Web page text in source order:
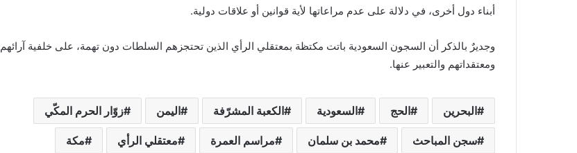
أبناء دول أخرى، في دلالة على عدم مراعاتها لأية قوانين أو علاقات دولية.
وجديرٌ بالذكر أن السجون السعودية باتت مكتظة بمعتقلي الرأي الذين تحتجزهم السلطات دون تهمة، على خلفية آرائهم
ومعتقداتهم والتعبير عنها.
البحرين الحج السعودية الكعبة المشرّفة اليمن زوّار الحرم المكّي
سجن المباحث محمد بن سلمان مراسم العمرة معتقلي الرأي مكة